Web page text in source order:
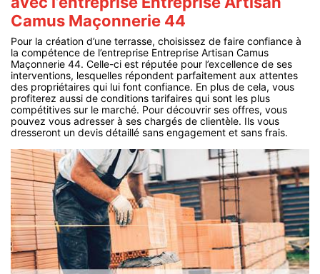
Camus Maçonnerie 44
Pour la création d’une terrasse, choisissez de faire confiance à
la compétence de l’entreprise Entreprise Artisan Camus
Maçonnerie 44. Celle-ci est réputée pour l’excellence de ses
interventions, lesquelles répondent parfaitement aux attentes
des propriétaires qui lui font confiance. En plus de cela, vous
profiterez aussi de conditions tarifaires qui sont les plus
compétitives sur le marché. Pour découvrir ses offres, vous
pouvez vous adresser à ses chargés de clientèle. Ils vous
dresseront un devis détaillé sans engagement et sans frais.